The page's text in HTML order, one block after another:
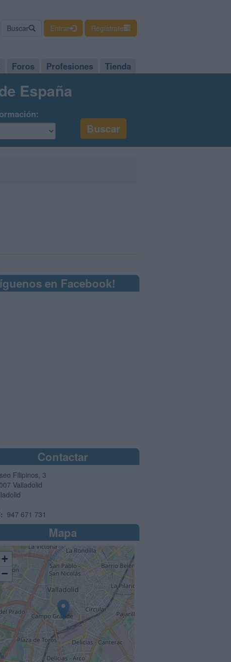
Buscar Entrar Regístrate
Foros Profesiones Tienda
España
en Facebook!
Contactar
Filipinos, 3
Valladolid
947 671 731
Mapa
+
−